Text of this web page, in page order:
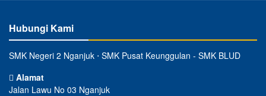
Hubungi Kami
SMK Negeri 2 Nganjuk ⋅ SMK Pusat Keunggulan - SMK BLUD
Alamat
Jalan Lawu No 03 Nganjuk